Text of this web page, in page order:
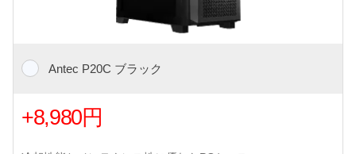
Antec P20C ブラック
+8,980円